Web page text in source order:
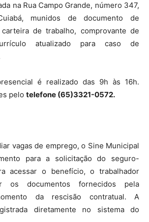
na Rua Campo Grande, número 347,
munidos de documento de
carteira de trabalho, comprovante de
atualizado para caso de
é realizado das 9h às 16h.
pelo telefone (65)3321-0572.
vagas de emprego, o Sine Municipal
para a solicitação do seguro-
acessar o benefício, o trabalhador
os documentos fornecidos pela
da rescisão contratual. A
diretamente no sistema do